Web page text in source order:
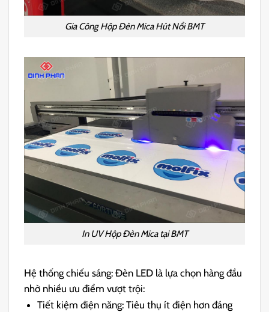
Gia Công Hộp Đèn Mica Hút Nổi BMT
In UV Hộp Đèn Mica tại BMT
Hệ thống chiếu sáng: Đèn LED là lựa chọn hàng đầu
nhờ nhiều ưu điểm vượt trội:
Tiết kiệm điện năng: Tiêu thụ ít điện hơn đáng